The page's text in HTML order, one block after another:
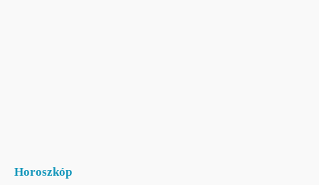
Horoszkóp